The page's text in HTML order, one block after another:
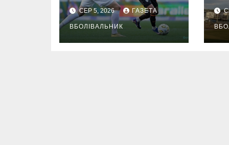
СЕР 5, 2026 ГАЗЕТА
ВБОЛІВАЛЬНИК